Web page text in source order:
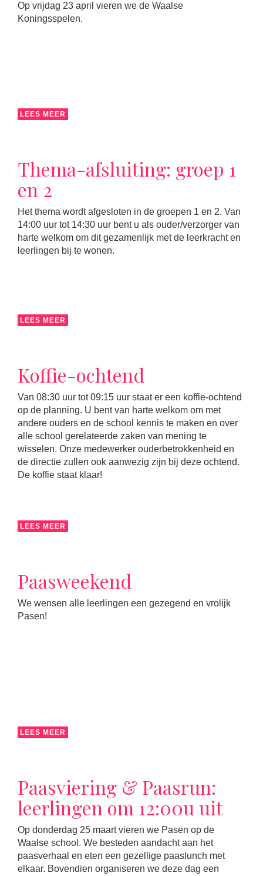
Op vrijdag 23 april vieren we de Waalse
Koningsspelen.
LEES MEER
Thema-afsluiting: groep 1
en 2
Het thema wordt afgesloten in de groepen 1 en 2. Van
14:00 uur tot 14:30 uur bent u als ouder/verzorger van
harte welkom om dit gezamenlijk met de leerkracht en
leerlingen bij te wonen.
LEES MEER
Koffie-ochtend
Van 08:30 uur tot 09:15 uur staat er een koffie-ochtend
op de planning. U bent van harte welkom om met
andere ouders en de school kennis te maken en over
alle school gerelateerde zaken van mening te
wisselen. Onze medewerker ouderbetrokkenheid en
de directie zullen ook aanwezig zijn bij deze ochtend.
De koffie staat klaar!
LEES MEER
Paasweekend
We wensen alle leerlingen een gezegend en vrolijk
Pasen!
LEES MEER
Paasviering & Paasrun:
leerlingen om 12:00u uit
Op donderdag 25 maart vieren we Pasen op de
Waalse school. We besteden aandacht aan het
paasverhaal en eten een gezellige paaslunch met
elkaar. Bovendien organiseren we deze dag een